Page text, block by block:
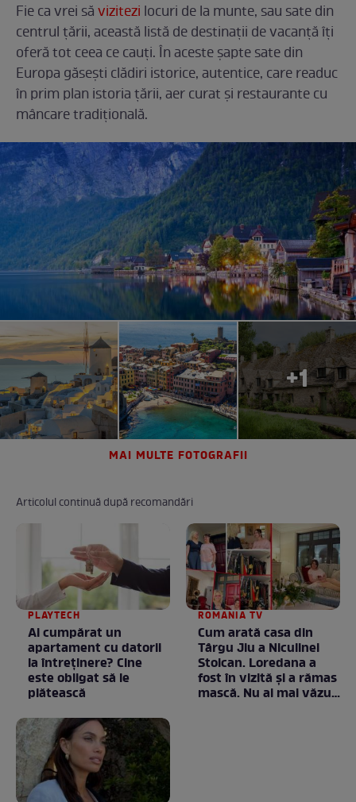
Fie ca vrei săvizitezi locuri de la munte, sau sate din
centrul țării, această listă de destinații de vacanță îți
oferă tot ceea ce cauți. În aceste șapte sate din
Europa găsești clădiri istorice, autentice, care readuc
în prim plan istoria țării, aer curat și restaurante cu
mâncare tradițională.
+1
MAI MULTE FOTOGRAFII
Articolul continuă după recomandări
PLAYTECH
Ai cumpărat un
apartament cu datorii
la întreținere? Cine
este obligat să le
plătească
ROMANIA TV
Cum arată casa din
Târgu Jiu a Niculinei
Stoican. Loredana a
fost în vizită și a rămas
mască. Nu ai mai văzut